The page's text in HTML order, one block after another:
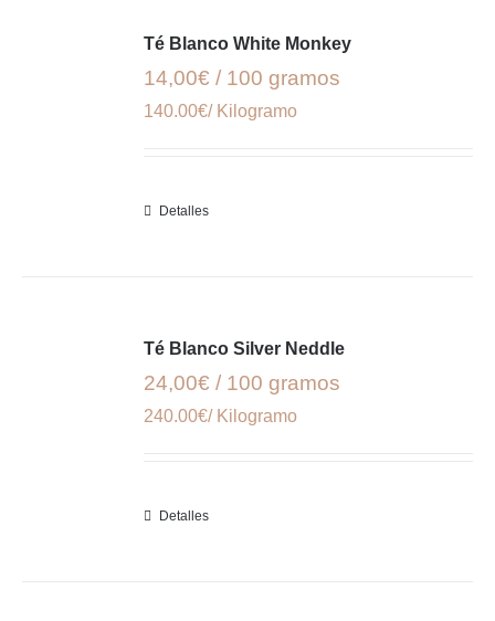
Té Blanco White Monkey
14,00€ / 100 gramos
140.00€/ Kilogramo
Detalles
Té Blanco Silver Neddle
24,00€ / 100 gramos
240.00€/ Kilogramo
Detalles